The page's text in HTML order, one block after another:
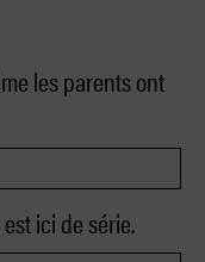
les parents ont
ici de série.